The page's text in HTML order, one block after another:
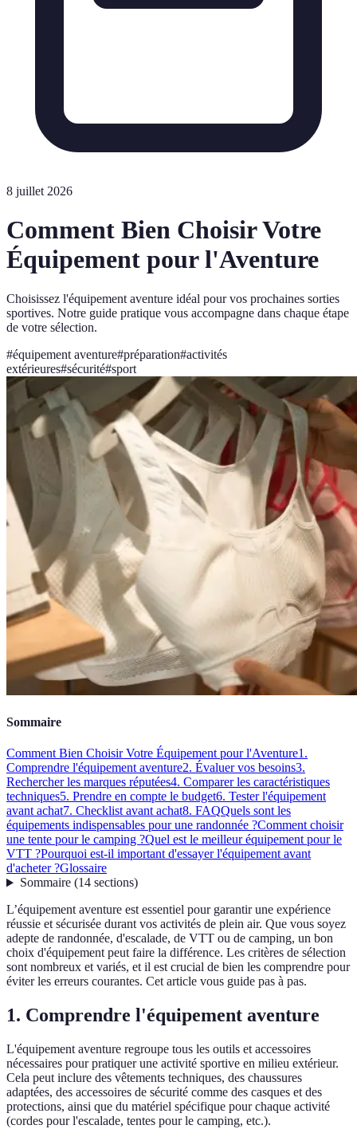
8 juillet 2026
Comment Bien Choisir Votre
Équipement pour l'Aventure
Choisissez l'équipement aventure idéal pour vos prochaines sorties
sportives. Notre guide pratique vous accompagne dans chaque étape
de votre sélection.
#équipement aventure#préparation#activités
extérieures#sécurité#sport
Sommaire
Comment Bien Choisir Votre Équipement pour l'Aventure1.
Comprendre l'équipement aventure2. Évaluer vos besoins3.
Rechercher les marques réputées4. Comparer les caractéristiques
techniques5. Prendre en compte le budget6. Tester l'équipement
avant achat7. Checklist avant achat8. FAQQuels sont les
équipements indispensables pour une randonnée ?Comment choisir
une tente pour le camping ?Quel est le meilleur équipement pour le
VTT ?Pourquoi est-il important d'essayer l'équipement avant
d'acheter ?Glossaire
Sommaire(14 sections)
L’équipement aventure est essentiel pour garantir une expérience
réussie et sécurisée durant vos activités de plein air. Que vous soyez
adepte de randonnée, d'escalade, de VTT ou de camping, un bon
choix d'équipement peut faire la différence. Les critères de sélection
sont nombreux et variés, et il est crucial de bien les comprendre pour
éviter les erreurs courantes. Cet article vous guide pas à pas.
1. Comprendre l'équipement aventure
L'équipement aventure regroupe tous les outils et accessoires
nécessaires pour pratiquer une activité sportive en milieu extérieur.
Cela peut inclure des vêtements techniques, des chaussures
adaptées, des accessoires de sécurité comme des casques et des
protections, ainsi que du matériel spécifique pour chaque activité
(cordes pour l'escalade, tentes pour le camping, etc.).